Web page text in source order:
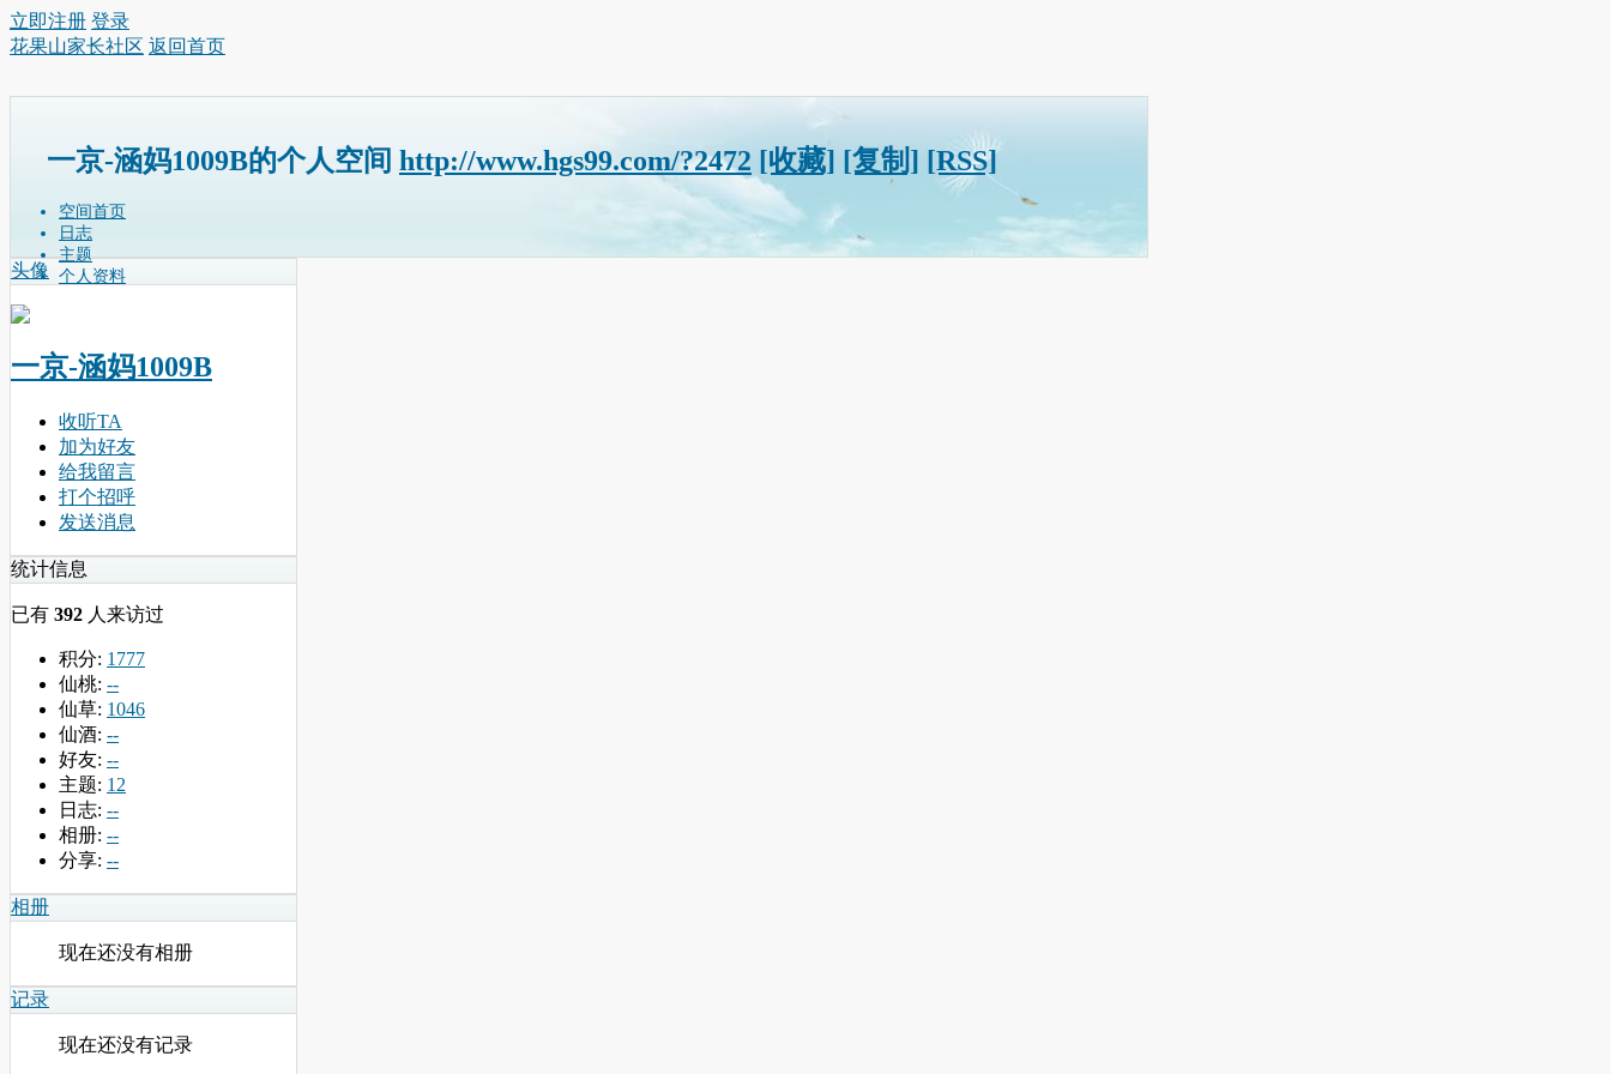
立即注册 登录
花果山家长社区 返回首页
一京-涵妈1009B的个人空间 http://www.hgs99.com/?2472 [收藏] [复制] [RSS]
空间首页
日志
主题
个人资料
头像
一京-涵妈1009B
收听TA
加为好友
给我留言
打个招呼
发送消息
统计信息
已有 392 人来访过
积分: 1777
仙桃: --
仙草: 1046
仙酒: --
好友: --
主题: 12
日志: --
相册: --
分享: --
相册
现在还没有相册
记录
现在还没有记录